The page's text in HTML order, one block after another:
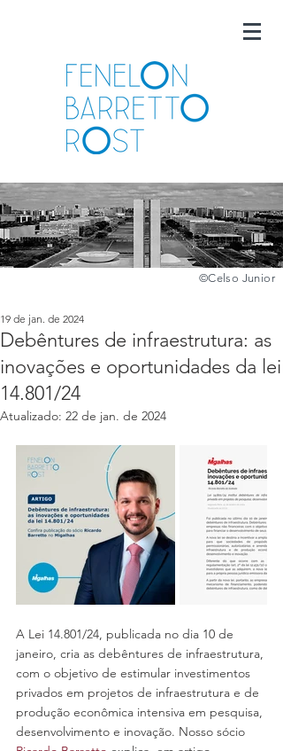
©️Celso Junior
Debêntures de infraestrutura: as
inovações e oportunidades da lei
14.801/24
19 de jan. de 2024
Atualizado: 22 de jan. de 2024
A Lei 14.801/24, publicada no dia 10 de
janeiro, cria as debêntures de infraestrutura,
com o objetivo de estimular investimentos
privados em projetos de infraestrutura e de
produção econômica intensiva em pesquisa,
desenvolvimento e inovação. Nosso sócio